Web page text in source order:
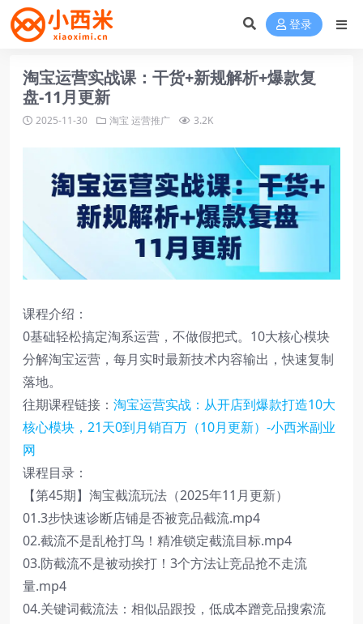
登录
淘宝运营实战课：干货+新规解析+爆款复
盘-11月更新
2025-11-30 淘宝 运营推广 3.2K
课程介绍：
0基础轻松搞定淘系运营，不做假把式。10大核心模块
分解淘宝运营，每月实时最新技术内容输出，快速复制
落地。
往期课程链接： 淘宝运营实战：从开店到爆款打造10大
核心模块，21天0到月销百万（10月更新）-小西米副业
网
课程目录：
【第45期】淘宝截流玩法（2025年11月更新）
01.3步快速诊断店铺是否被竞品截流.mp4
02.截流不是乱枪打鸟！精准锁定截流目标.mp4
03.防截流不是被动挨打！3个方法让竞品抢不走流
量.mp4
04.关键词截流法：相似品跟投，低成本蹭竞品搜索流